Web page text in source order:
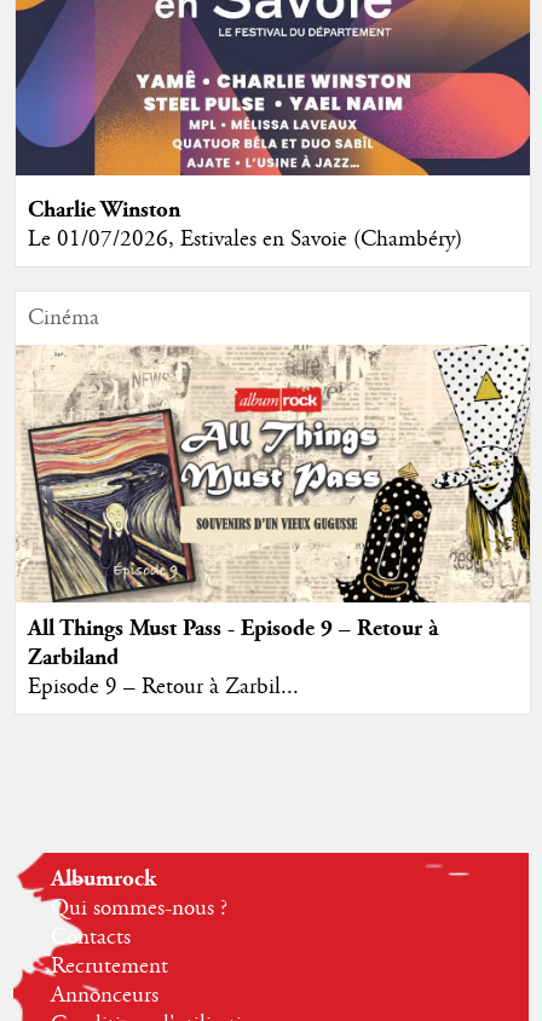
Charlie Winston
Le 01/07/2026, Estivales en Savoie (Chambéry)
Cinéma
All Things Must Pass - Episode 9 – Retour à
Zarbiland
Episode 9 – Retour à Zarbil...
Albumrock
Qui sommes-nous ?
Contacts
Recrutement
Annonceurs